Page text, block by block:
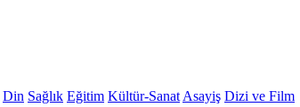
Din Sağlık Eğitim Kültür-Sanat Asayiş Dizi ve Film